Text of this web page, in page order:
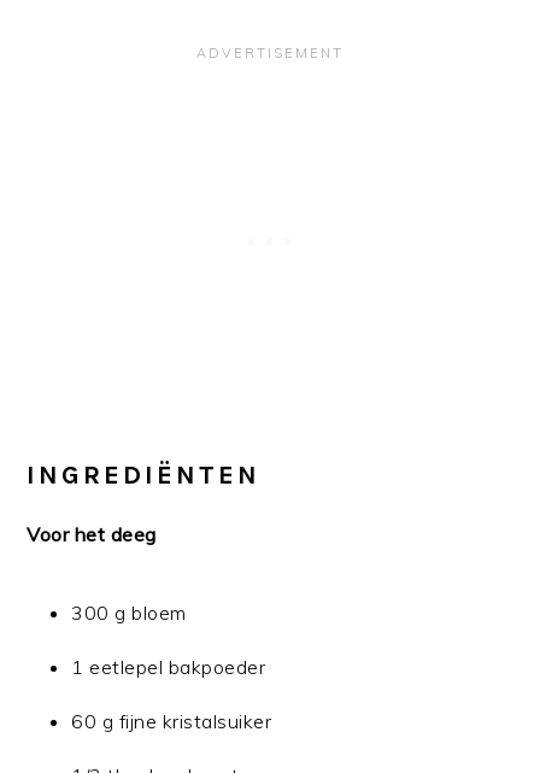
INGREDIËNTEN
Voor het deeg
300 g bloem
1 eetlepel bakpoeder
60 g fijne kristalsuiker